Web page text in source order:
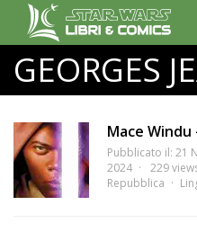
GEORGES
Mace
Pubblicato il: 21
2024
229
Repubblica